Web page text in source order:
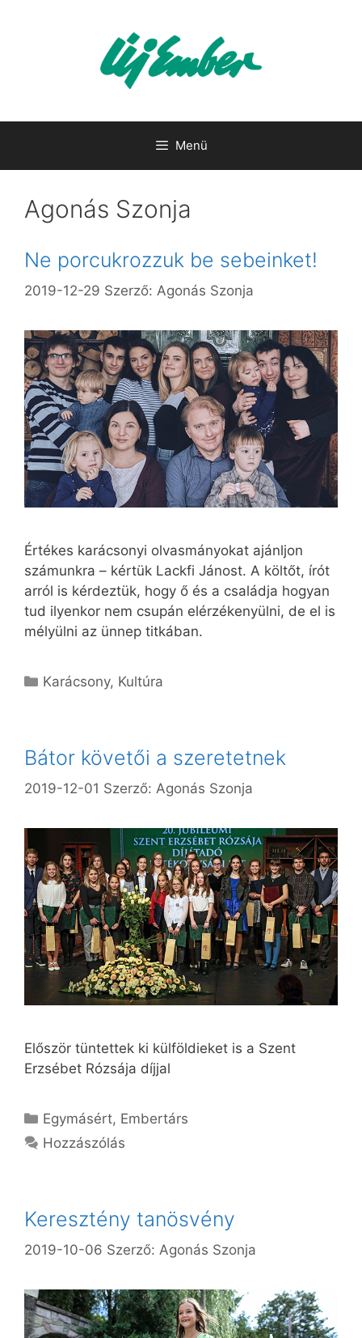
Menü
Agonás Szonja
Ne porcukrozzuk be sebeinket!
2019-12-29 Szerző: Agonás Szonja
Értékes karácsonyi olvasmányokat ajánljon
számunkra – kértük Lackfi Jánost. A költőt, írót
arról is kérdeztük, hogy ő és a családja hogyan
tud ilyenkor nem csupán elérzékenyülni, de el is
mélyülni az ünnep titkában.
Kategória
Karácsony, Kultúra
Bátor követői a szeretetnek
2019-12-01 Szerző: Agonás Szonja
Először tüntettek ki külföldieket is a Szent
Erzsébet Rózsája díjjal
Kategória
Egymásért, Embertárs
Hozzászólás
Keresztény tanösvény
2019-10-06 Szerző: Agonás Szonja